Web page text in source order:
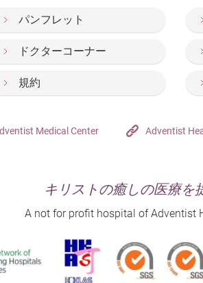
パンフレット
ドクターコーナー
規約
Medical Center Adventist
キリストの癒しの医療を
A not for profit hospital of Adventist